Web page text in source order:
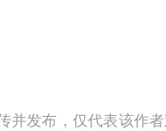
并发布，仅代表该作